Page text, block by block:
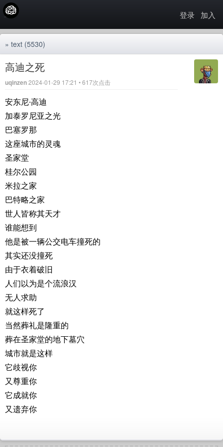
登录 加入
» text (5530)
高迪之死
uqinzen2024-01-29 17:21 • 617次点击
安东尼·高迪
加泰罗尼亚之光
巴塞罗那
这座城市的灵魂
圣家堂
桂尔公园
米拉之家
巴特略之家
世人皆称其天才
谁能想到
他是被一辆公交电车撞死的
其实还没撞死
由于衣着破旧
人们以为是个流浪汉
无人求助
就这样死了
当然葬礼是隆重的
葬在圣家堂的地下墓穴
城市就是这样
它歧视你
又尊重你
它成就你
又遗弃你